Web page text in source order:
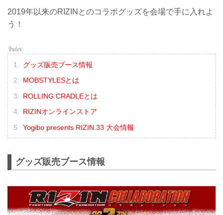
2019年以来のRIZINとのコラボグッズを会場で手に入れよ
う！
グッズ販売ブース情報
MOBSTYLESとは
ROLLING CRADLEとは
RIZINオンラインストア
Yogibo presents RIZIN.33 大会情報
グッズ販売ブース情報